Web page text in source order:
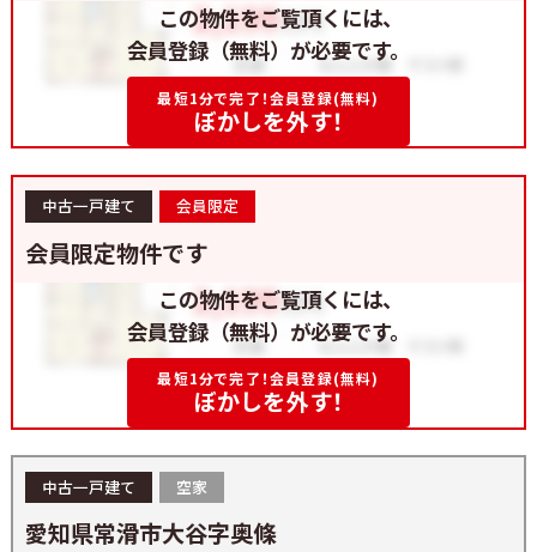
この物件をご覧頂くには、
会員登録（無料）が必要です。
最短1分で完了！会員登録(無料)
ぼかしを外す！
中古一戸建て 会員限定
会員限定物件です
この物件をご覧頂くには、
会員登録（無料）が必要です。
最短1分で完了！会員登録(無料)
ぼかしを外す！
中古一戸建て 空家
愛知県常滑市大谷字奥條